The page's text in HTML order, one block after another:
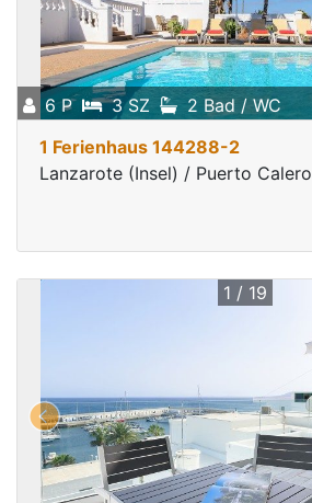
6 P 3 SZ 2 Bad / WC
1 Ferienhaus 144288-2
Lanzarote (Insel) / Puerto Calero
1 / 19